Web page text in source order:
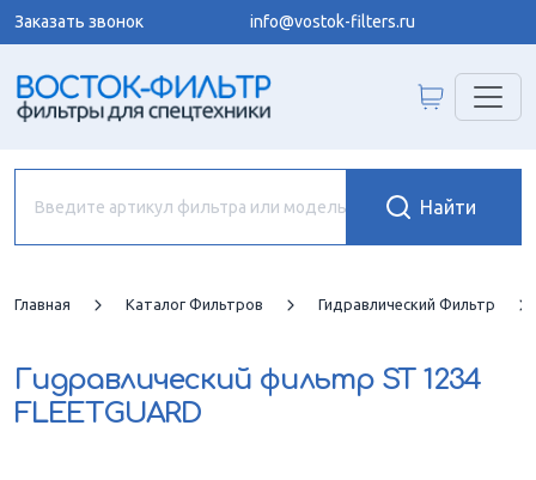
Заказать звонок info@vostok-filters.ru
Главная Каталог Фильтров Гидравлический Фильтр
Гидравлический фильтр ST 1234
FLEETGUARD